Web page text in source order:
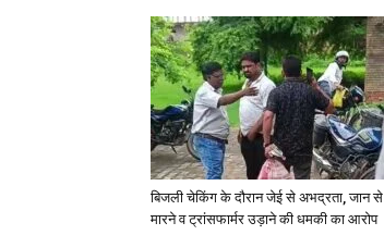
बिजली चेकिंग के दौरान जेई से अभद्रता, जान से
मारने व ट्रांसफार्मर उड़ाने की धमकी का आरोप